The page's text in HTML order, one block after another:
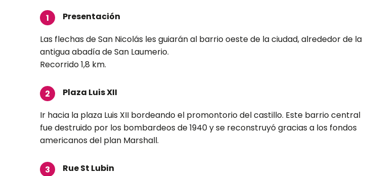
1
Presentación
Las flechas de San Nicolás les guiarán al barrio oeste de la ciudad, alrededor de la
antigua abadía de San Laumerio.
Recorrido 1,8 km.
2
Plaza Luis XII
Ir hacia la plaza Luis XII bordeando el promontorio del castillo. Este barrio central
fue destruido por los bombardeos de 1940 y se reconstruyó gracias a los fondos
americanos del plan Marshall.
3
Rue St Lubin